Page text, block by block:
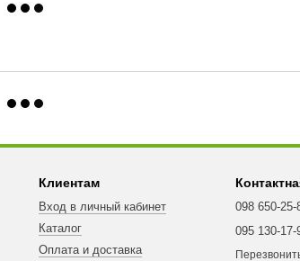
Клиентам
Вход в личный кабинет
Каталог
Оплата и доставка
098 650-25-
095 130-17-